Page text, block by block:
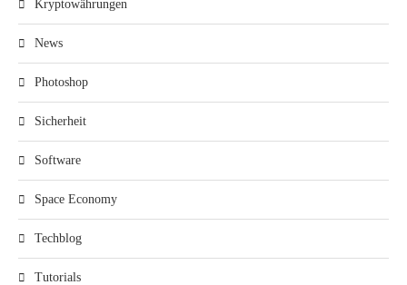
Kryptowährungen
News
Photoshop
Sicherheit
Software
Space Economy
Techblog
Tutorials